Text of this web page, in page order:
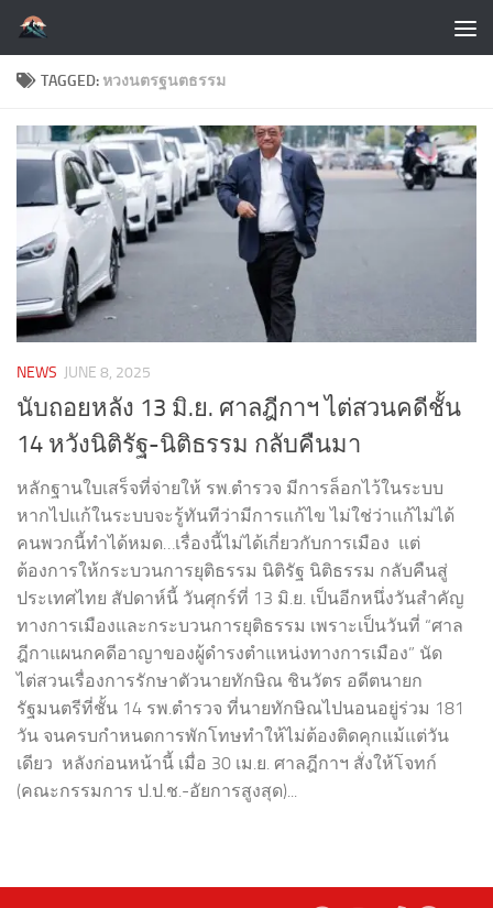
Skip to content
TAGGED: หวงนตรฐนตธรรม
NEWS JUNE 8, 2025
นับถอยหลัง 13 มิ.ย. ศาลฎีกาฯ ไต่สวนคดีชั้น
14 หวังนิติรัฐ-นิติธรรม กลับคืนมา
หลักฐานใบเสร็จที่จ่ายให้ รพ.ตำรวจ มีการล็อกไว้ในระบบ
หากไปแก้ในระบบจะรู้ทันทีว่ามีการแก้ไข ไม่ใช่ว่าแก้ไม่ได้
คนพวกนี้ทำได้หมด…เรื่องนี้ไม่ได้เกี่ยวกับการเมือง แต่
ต้องการให้กระบวนการยุติธรรม นิติรัฐ นิติธรรม กลับคืนสู่
ประเทศไทย สัปดาห์นี้ วันศุกร์ที่ 13 มิ.ย. เป็นอีกหนึ่งวันสำคัญ
ทางการเมืองและกระบวนการยุติธรรม เพราะเป็นวันที่ “ศาล
ฎีกาแผนกคดีอาญาของผู้ดำรงตำแหน่งทางการเมือง” นัด
ไต่สวนเรื่องการรักษาตัวนายทักษิณ ชินวัตร อดีตนายก
รัฐมนตรีที่ชั้น 14 รพ.ตำรวจ ที่นายทักษิณไปนอนอยู่ร่วม 181
วัน จนครบกำหนดการพักโทษทำให้ไม่ต้องติดคุกแม้แต่วัน
เดียว หลังก่อนหน้านี้ เมื่อ 30 เม.ย. ศาลฎีกาฯ สั่งให้โจทก์
(คณะกรรมการ ป.ป.ช.-อัยการสูงสุด)...